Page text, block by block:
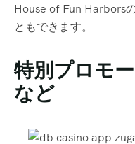
House of Fun Harbors
ともできます。
特別プロモ
など